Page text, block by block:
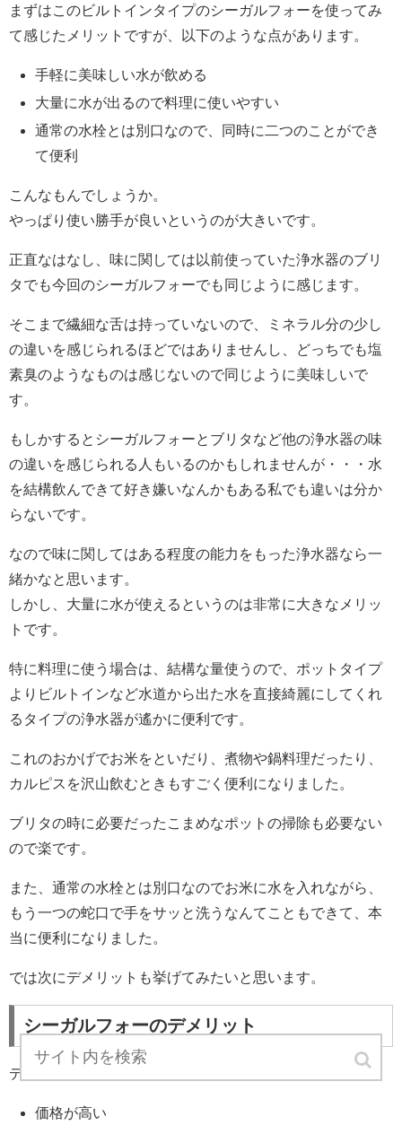
まずはこのビルトインタイプのシーガルフォーを使ってみ
て感じたメリットですが、以下のような点があります。
手軽に美味しい水が飲める
大量に水が出るので料理に使いやすい
通常の水栓とは別口なので、同時に二つのことができ
て便利
こんなもんでしょうか。
やっぱり使い勝手が良いというのが大きいです。
正直なはなし、味に関しては以前使っていた浄水器のブリ
タでも今回のシーガルフォーでも同じように感じます。
そこまで繊細な舌は持っていないので、ミネラル分の少し
の違いを感じられるほどではありませんし、どっちでも塩
素臭のようなものは感じないので同じように美味しいで
す。
もしかするとシーガルフォーとブリタなど他の浄水器の味
の違いを感じられる人もいるのかもしれませんが・・・水
を結構飲んできて好き嫌いなんかもある私でも違いは分か
らないです。
なので味に関してはある程度の能力をもった浄水器なら一
緒かなと思います。
しかし、大量に水が使えるというのは非常に大きなメリッ
トです。
特に料理に使う場合は、結構な量使うので、ポットタイプ
よりビルトインなど水道から出た水を直接綺麗にしてくれ
るタイプの浄水器が遙かに便利です。
これのおかげでお米をといだり、煮物や鍋料理だったり、
カルピスを沢山飲むときもすごく便利になりました。
ブリタの時に必要だったこまめなポットの掃除も必要ない
ので楽です。
また、通常の水栓とは別口なのでお米に水を入れながら、
もう一つの蛇口で手をサッと洗うなんてこともできて、本
当に便利になりました。
では次にデメリットも挙げてみたいと思います。
シーガルフォーのデメリット
デメリットは以下の2つ。
価格が高い